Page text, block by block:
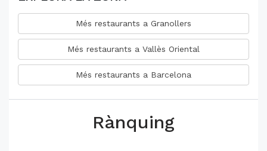
Més restaurants a Granollers
Més restaurants a Vallès Oriental
Més restaurants a Barcelona
Rànquing